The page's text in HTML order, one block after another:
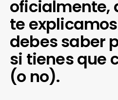
oficialmente,
te
debes saber
si tienes que
(o no).